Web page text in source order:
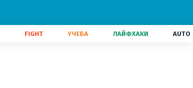
FIGHT УЧЕБА ЛАЙФХАКИ AUTO